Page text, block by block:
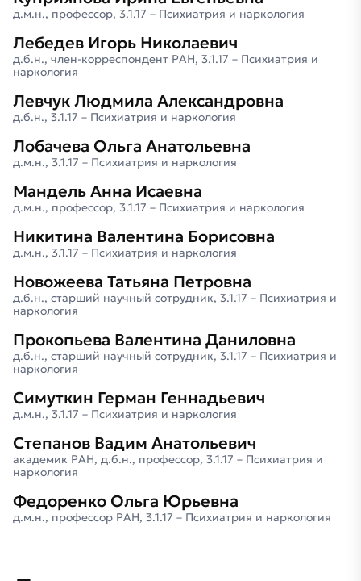
д.м.н., профессор, 3.1.17 – Психиатрия и наркология
Лебедев Игорь Николаевич
д.б.н., член-корреспондент РАН, 3.1.17 – Психиатрия и
наркология
Левчук Людмила Александровна
д.б.н., 3.1.17 – Психиатрия и наркология
Лобачева Ольга Анатольевна
д.м.н., 3.1.17 – Психиатрия и наркология
Мандель Анна Исаевна
д.м.н., профессор, 3.1.17 – Психиатрия и наркология
Никитина Валентина Борисовна
д.м.н., 3.1.17 – Психиатрия и наркология
Новожеева Татьяна Петровна
д.б.н., старший научный сотрудник, 3.1.17 – Психиатрия и
наркология
Прокопьева Валентина Даниловна
д.б.н., старший научный сотрудник, 3.1.17 – Психиатрия и
наркология
Симуткин Герман Геннадьевич
д.м.н., 3.1.17 – Психиатрия и наркология
Степанов Вадим Анатольевич
академик РАН, д.б.н., профессор, 3.1.17 – Психиатрия и
наркология
Федоренко Ольга Юрьевна
д.м.н., профессор РАН, 3.1.17 – Психиатрия и наркология